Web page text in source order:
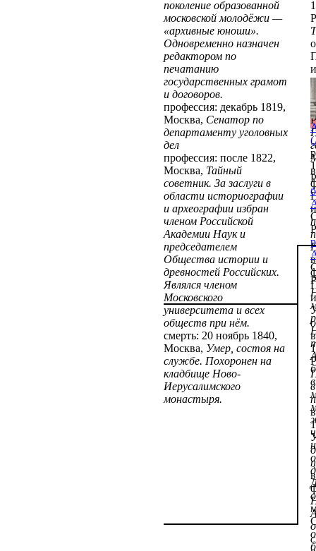
поколение образованной
московской молодёжи —
«архивные юноши».
Одновременно назначен
редактором по
печатанию
государственных грамот
и договоров.
профессия: декабрь 1819,
Москва, Сенатор по
департаменту уголовных
дел
профессия: после 1822,
Москва, Тайный
советник. За заслуги в
области историографии
и археографии избран
членом Российской
Академии Наук и
председателем
Общества истории и
древностей Российских.
Являлся членом
Московского
университета и всех
обществ при нём.
смерть: 20 ноябрь 1840,
Москва, Умер, состоя на
службе. Похоронен на
кладбище Ново-
Иерусалимского
монастыря.